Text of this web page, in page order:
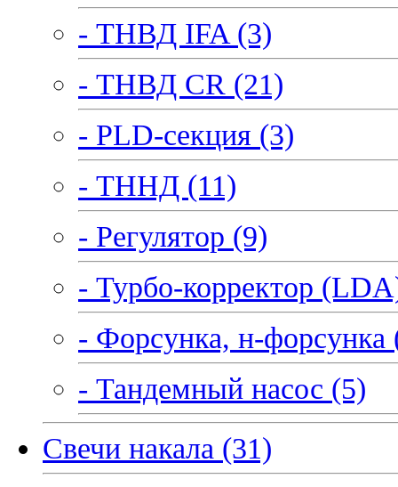
- ТНВД IFA (3)
- ТНВД CR (21)
- PLD-секция (3)
- ТННД (11)
- Регулятор (9)
- Турбо-корректор
- Форсунка, н-форсунка
- Тандемный насос (5)
Свечи накала (31)